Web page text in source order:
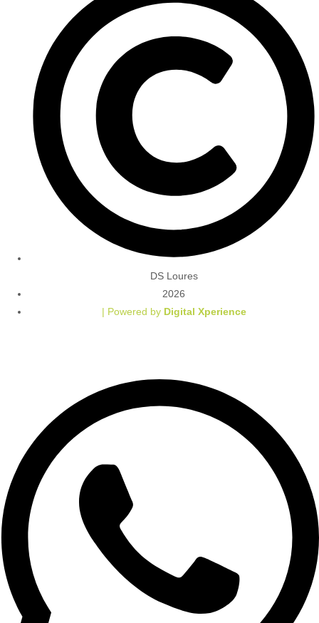
DS Loures
2026
| Powered by Digital Xperience